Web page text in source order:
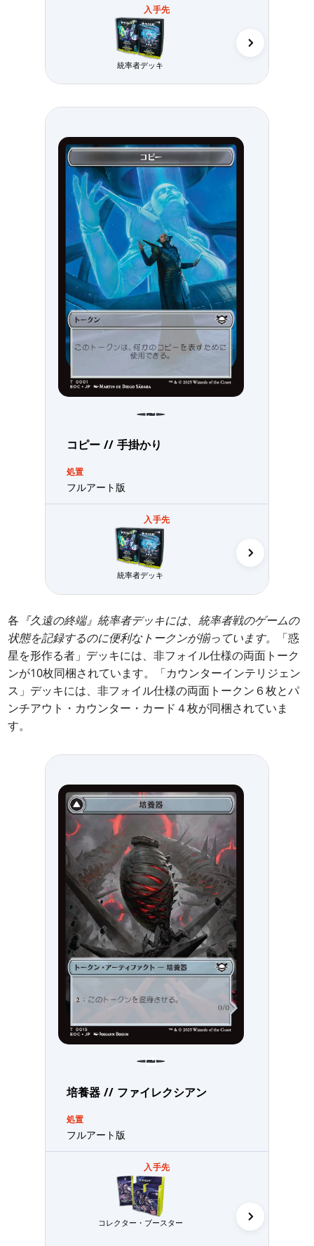
入手先
統率者デッキ
コピー // 手掛かり
処置
フルアート版
入手先
統率者デッキ
各 『久遠の終端』統率者デッキには、統率者戦のゲームの
状態を記録するのに便利なトークンが揃っています。
「惑
星を形作る者」デッキには、非フォイル仕様の両面トーク
ンが10枚同梱されています。「カウンターインテリジェン
ス」デッキには、非フォイル仕様の両面トークン６枚とパ
ンチアウト・カウンター・カード４枚が同梱されていま
す。
培養器 // ファイレクシアン
処置
フルアート版
入手先
コレクター・ブースター